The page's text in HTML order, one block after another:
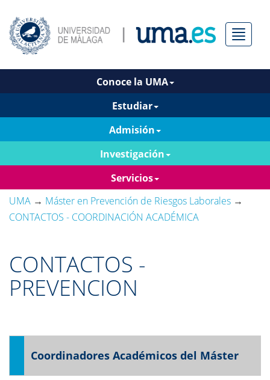
Menú
Conoce la UMA
Estudiar
Admisión
Investigación
Servicios
UMA → Máster en Prevención de Riesgos Laborales →
CONTACTOS - COORDINACIÓN ACADÉMICA
CONTACTOS -
PREVENCION
Coordinadores Académicos del Máster